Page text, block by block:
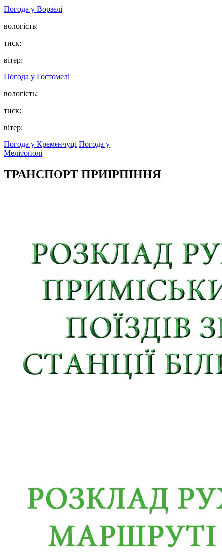
Погода у Ворзелі
вологість:
тиск:
вітер:
Погода у Гостомелі
вологість:
тиск:
вітер:
Погода у Кременчуці Погода у
Мелітополі
ТРАНСПОРТ ПРИІРПІННЯ